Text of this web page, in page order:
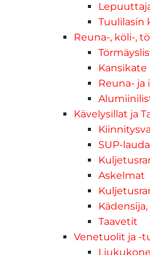
Tuulilasin
Reuna-, köli-,
Kansikate
Reuna- ja
Kävelysillat ja
SUP-
Askelmat
Taavetit
Venetuolit ja -